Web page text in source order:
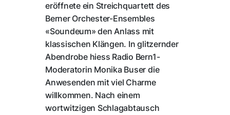
eröffnete ein Streichquartett des
Berner Orchester-Ensembles
«Soundeum» den Anlass mit
klassischen Klängen. In glitzernder
Abendrobe hiess Radio Bern1-
Moderatorin Monika Buser die
Anwesenden mit viel Charme
willkommen. Nach einem
wortwitzigen Schlagabtausch